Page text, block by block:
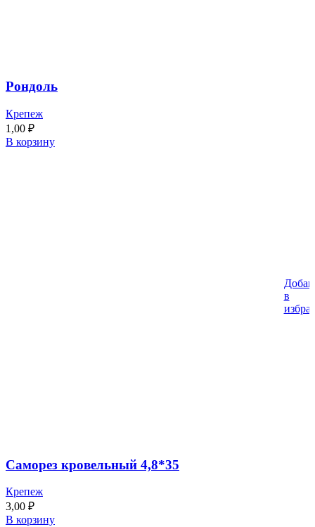
Рондоль
Крепеж
1,00 ₽
В корзину
в
Саморез кровельный 4,8*35
Крепеж
3,00 ₽
В корзину